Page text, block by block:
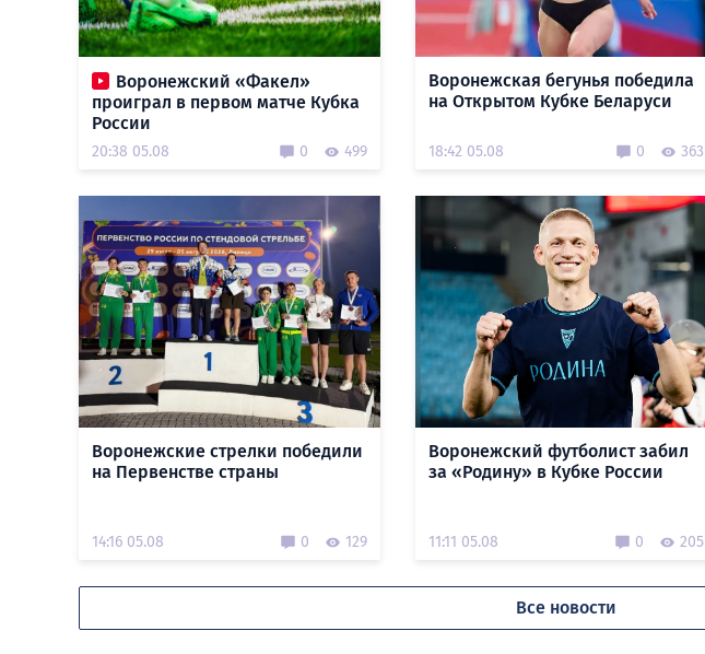
Воронежский «Факел»
проиграл в первом матче Кубка
России
20:38 05.08 0 499
Воронежская бегунья победила
на Открытом Кубке Беларуси
18:42 05.08 0 363
Воронежские стрелки победили
на Первенстве страны
14:16 05.08 0 129
Воронежский футболист забил
за «Родину» в Кубке России
11:11 05.08 0 205
Все новости